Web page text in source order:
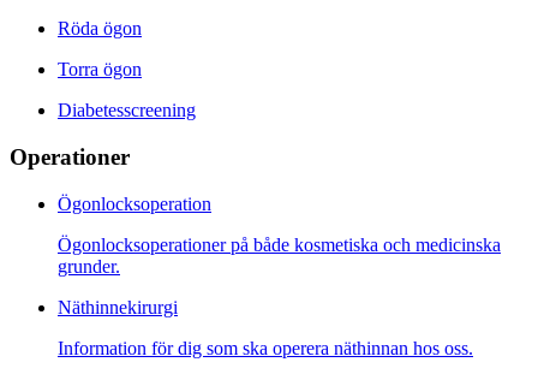
Röda ögon
Torra ögon
Diabetesscreening
Operationer
Ögonlocksoperation
Ögonlocksoperationer på både kosmetiska och medicinska
grunder.
Näthinnekirurgi
Information för dig som ska operera näthinnan hos oss.